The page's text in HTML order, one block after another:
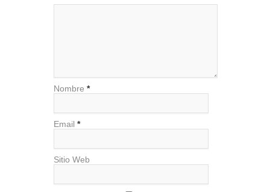
Nombre *
Email *
Sitio Web